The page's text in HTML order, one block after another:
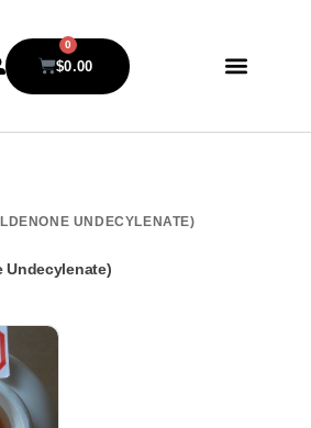
$0.00
0
UNDECYLENATE)
Undecylenate)